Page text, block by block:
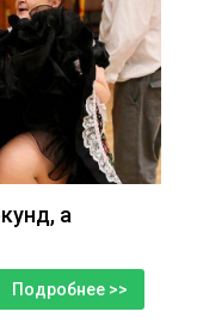
а
Подробнее >>